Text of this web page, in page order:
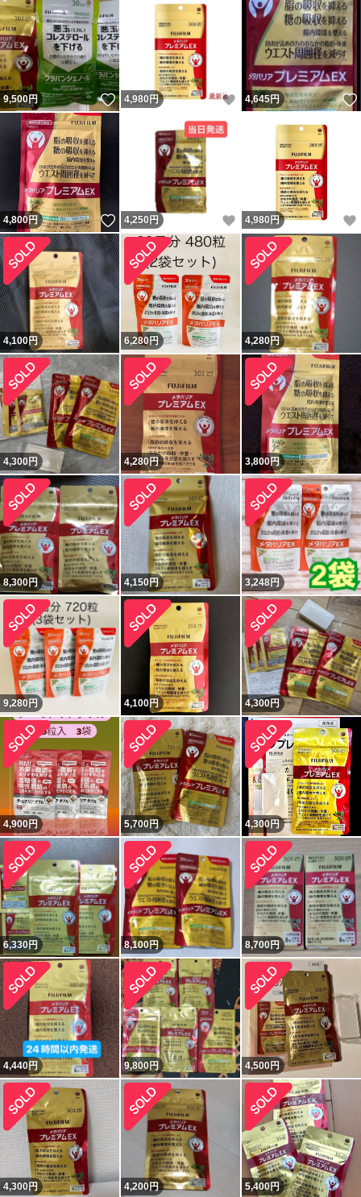
9,500円 いいね！
4,980 円 いいね！
4,645円
4,800円 いいね！
4,250 円 いいね！
4,980 円
4,100円 6,280円 4,280円
4,300円 4,280円 3,800円
8,300円 4,150円 3,248円
9,280 円 4,100円 4,300円
4,900円 5,700円 4,300円
6,330円 8,100円 8,700円
4,440円 9,800円 4,500円
4,300円 4,200円 5,400円